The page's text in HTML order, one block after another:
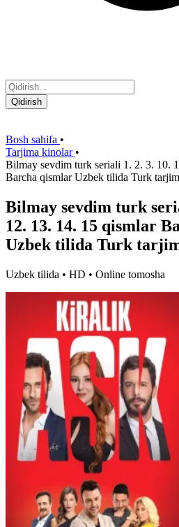
Qidirish
Bosh sahifa •
Tarjima kinolar •
Bilmay sevdim turk seriali 1. 2. 3. 10.
Barcha qismlar Uzbek tilida Turk
Bilmay sevdim turk
12. 13. 14. 15 qismlar
Uzbek tilida Turk
Uzbek tilida • HD • Online tomosha